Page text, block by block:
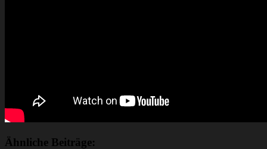
Ähnliche Beiträge: